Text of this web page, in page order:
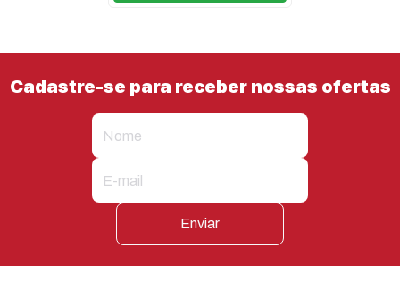
Cadastre-se para receber nossas ofertas
Enviar